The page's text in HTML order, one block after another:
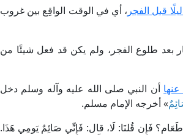
قبل الفجر ، أي في الوقت الواقِع بين غروب
بعد طلوع الفجر، ولم يكن قد فعل شيئًا من
أن النبي صلى الله عليه وآله وسلم دخل
» أخرجه الإمام مسلم.
فَإِن قُلنَا: لَا، قال: فَإِنِّي صَائِمٌ يَومِي هَذَا.